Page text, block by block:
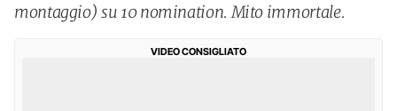
montaggio) su 10 nomination. Mito immortale.
VIDEO CONSIGLIATO